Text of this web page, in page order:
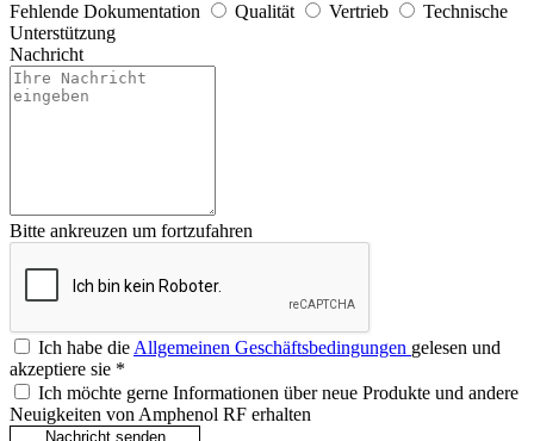
Fehlende Dokumentation
Qualität Vertrieb
Technische
Unterstützung
Nachricht
Bitte ankreuzen um fortzufahren
Ich habe dieAllgemeinen Geschäftsbedingungen gelesen und
akzeptiere sie *
Ich möchte gerne Informationen über neue Produkte und andere
Neuigkeiten von Amphenol RF erhalten